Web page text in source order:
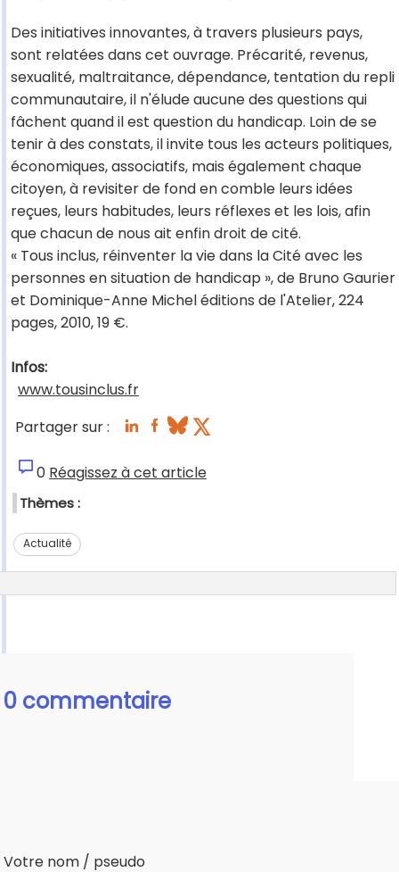
Des initiatives innovantes, à travers plusieurs pays,
sont relatées dans cet ouvrage. Précarité, revenus,
sexualité, maltraitance, dépendance, tentation du repli
communautaire, il n'élude aucune des questions qui
fâchent quand il est question du handicap. Loin de se
tenir à des constats, il invite tous les acteurs politiques,
économiques, associatifs, mais également chaque
citoyen, à revisiter de fond en comble leurs idées
reçues, leurs habitudes, leurs réflexes et les lois, afin
que chacun de nous ait enfin droit de cité.
« Tous inclus, réinventer la vie dans la Cité avec les
personnes en situation de handicap », de Bruno Gaurier
et Dominique-Anne Michel éditions de l'Atelier, 224
pages, 2010, 19 €.
Infos:
www.tousinclus.fr
Partager sur :
0 Réagissez à cet article
Thèmes :
Actualité
0 commentaire
Votre nom / pseudo